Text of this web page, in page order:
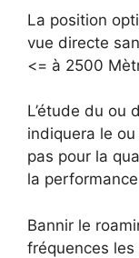
La position
vue directe
<= à 2500
L’étude du ou
indiquera le
pas pour la
la
Bannir le
fréquences